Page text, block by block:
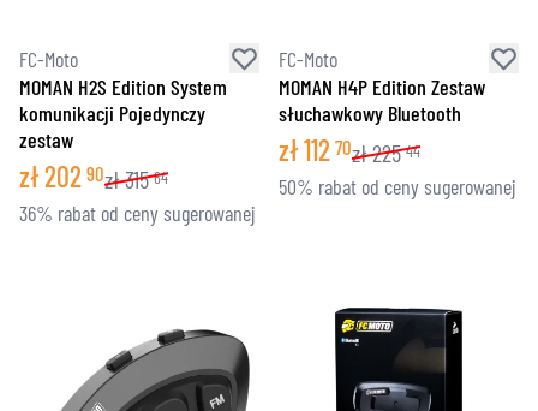
FC-Moto
MOMAN H2S Edition System
komunikacji Pojedynczy
zestaw
zł202 90zł315 64
36% rabat od ceny sugerowanej
FC-Moto
MOMAN H4P Edition Zestaw
słuchawkowy Bluetooth
zł112 70zł225 44
50% rabat od ceny sugerowanej